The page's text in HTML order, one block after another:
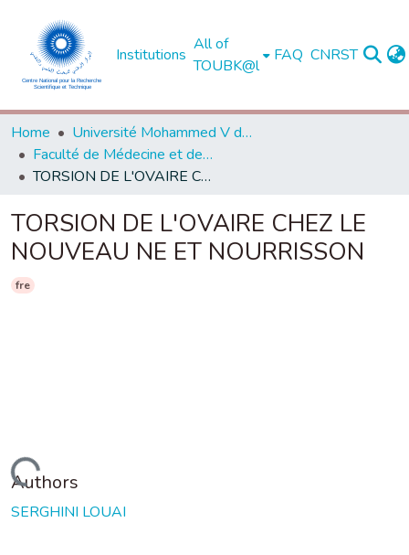
Institutions
All of
TOUBK@l
FAQ CNRST
Home
Université Mohammed V de Rabat
Faculté de Médecine et de Pharmacie - Rabat
TORSION DE L'OVAIRE CHEZ LE NOUVEAU NE ET NOURRISSON
TORSION DE L'OVAIRE CHEZ LE
NOUVEAU NE ET NOURRISSON
fre
Loading...
Authors
SERGHINI LOUAI